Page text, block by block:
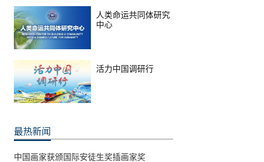
人类命运共同体研究
中心
活力中国调研行
最热新闻
中国画家获颁国际安徒生奖插画家奖